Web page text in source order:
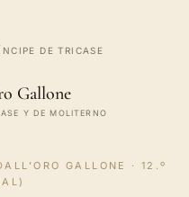
DE TRICASE
Gallone
Y DE MOLITERNO
GALLONE · 12.º